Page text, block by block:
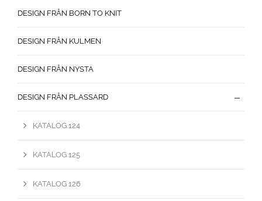
DESIGN FRÅN BORN TO KNIT
DESIGN FRÅN KULMEN
DESIGN FRÅN NYSTA
DESIGN FRÅN PLASSARD
KATALOG 124
KATALOG 125
KATALOG 126